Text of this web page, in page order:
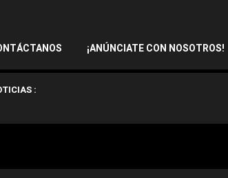
¡ANÚNCIATE CON NOSOTROS!
: